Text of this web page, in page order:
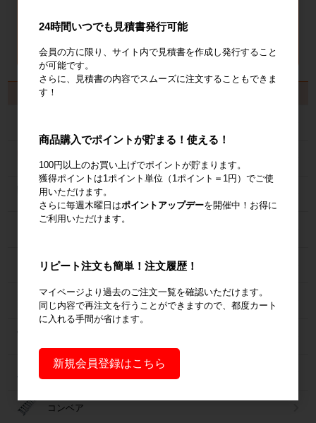
ネスティングラック
メッシュパレット
ラック
Zラック
フォークリフトスロープ
コンベア
24時間いつでも見積書発行可能
会員の方に限り、サイト内で見積書を作成し発行すること
が可能です。
さらに、見積書の内容でスムーズに注文することもできま
す！
商品購入でポイントが貯まる！使える！
100円以上のお買い上げでポイントが貯まります。
獲得ポイントは1ポイント単位（1ポイント＝1円）でご使
用いただけます。
さらに毎週木曜日はポイントアップデーを開催中！お得に
ご利用いただけます。
リピート注文も簡単！注文履歴！
マイページより過去のご注文一覧を確認いただけます。
同じ内容で再注文を行うことができますので、都度カート
に入れる手間が省けます。
新規会員登録はこちら